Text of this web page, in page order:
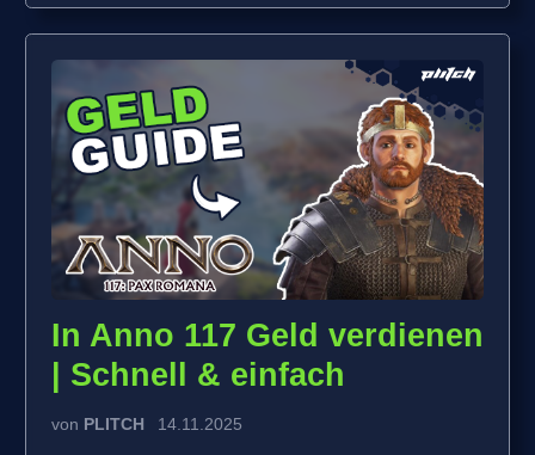
In Anno 117 Geld verdienen
| Schnell & einfach
von PLITCH 14.11.2025